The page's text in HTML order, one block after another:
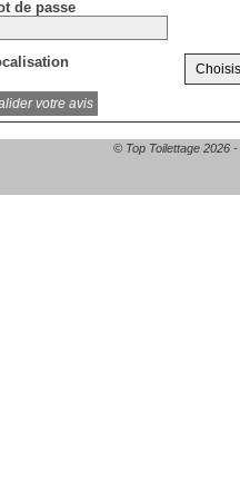
de passe
© Top Toilettage 2026 -